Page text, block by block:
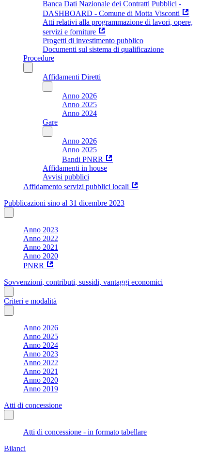
Banca Dati Nazionale dei Contratti Pubblici -
DASHBOARD - Comune di Motta Visconti
Atti relativi alla programmazione di lavori, opere,
servizi e forniture
Progetti di investimento pubblico
Documenti sul sistema di qualificazione
Procedure
Affidamenti Diretti
Anno 2026
Anno 2025
Anno 2024
Gare
Anno 2026
Anno 2025
Bandi PNRR
Affidamenti in house
Avvisi pubblici
Affidamento servizi pubblici locali
Pubblicazioni sino al 31 dicembre 2023
Anno 2023
Anno 2022
Anno 2021
Anno 2020
PNRR
Sovvenzioni, contributi, sussidi, vantaggi economici
Criteri e modalità
Anno 2026
Anno 2025
Anno 2024
Anno 2023
Anno 2022
Anno 2021
Anno 2020
Anno 2019
Atti di concessione
Atti di concessione - in formato tabellare
Bilanci